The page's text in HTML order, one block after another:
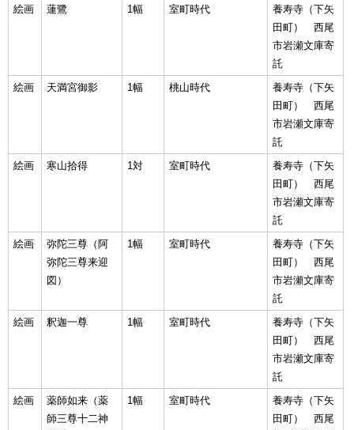
絵画
蓮鷺 1幅 室町時代
養寿寺（下矢
田町） 西尾
市岩瀬文庫寄
託
絵画
天満宮御影 1幅 桃山時代
養寿寺（下矢
田町） 西尾
市岩瀬文庫寄
託
絵画
寒山拾得 1対 室町時代
養寿寺（下矢
田町） 西尾
市岩瀬文庫寄
託
絵画
弥陀三尊（阿
弥陀三尊来迎
図）
1幅 室町時代
養寿寺（下矢
田町） 西尾
市岩瀬文庫寄
託
絵画
釈迦一尊 1幅 室町時代
養寿寺（下矢
田町） 西尾
市岩瀬文庫寄
託
絵画
薬師如来（薬
師三尊十二神
1幅 室町時代
養寿寺（下矢
田町） 西尾